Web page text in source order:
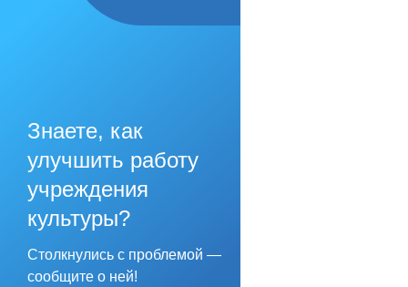
Знаете, как
улучшить работу
учреждения
культуры?
Столкнулись с проблемой —
сообщите о ней!